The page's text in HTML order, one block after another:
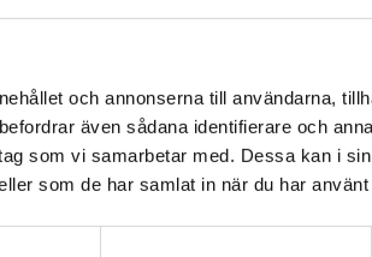
och annonserna till användarna,
även sådana identifierare och
som vi samarbetar med. Dessa kan i
som de har samlat in när du har
du besöker studentlitteratur.se via en
Vi erbjuder inte leveranser utanför
slutföra ett köp måste
vara i Sverige.Läs mer